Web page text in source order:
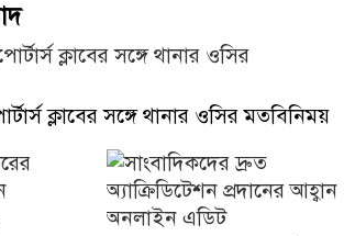
ক্লাবের সঙ্গে থানার ওসির মতবিনিময়